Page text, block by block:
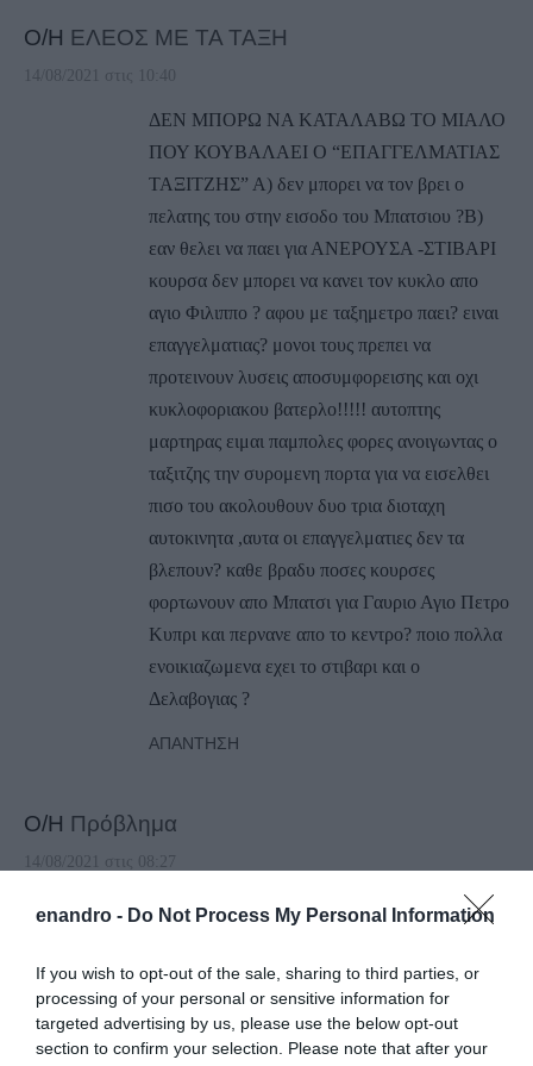
enandro - Do Not Process My Personal Information
If you wish to opt-out of the sale, sharing to third parties, or
processing of your personal or sensitive information for
targeted advertising by us, please use the below opt-out
section to confirm your selection. Please note that after your
Ο/Η ΕΛΕΟΣ ΜΕ ΤΑ ΤΑΞΗ
14/08/2021 στις 10:40
ΔΕΝ ΜΠΟΡΩ ΝΑ ΚΑΤΑΛΑΒΩ ΤΟ ΜΙΑΛΟ
ΠΟΥ ΚΟΥΒΑΛΑΕΙ Ο “ΕΠΑΓΓΕΛΜΑΤΙΑΣ
ΤΑΞΙΤΖΗΣ” Α) δεν μπορει να τον βρει ο
πελατης του στην εισοδο του Μπατσιου ?Β)
εαν θελει να παει για ΑΝΕΡΟΥΣΑ -ΣΤΙΒΑΡΙ
κουρσα δεν μπορει να κανει τον κυκλο απο
αγιο Φιλιππο ? αφου με ταξημετρο παει? ειναι
επαγγελματιας? μονοι τους πρεπει να
προτεινουν λυσεις αποσυμφορεισης και οχι
κυκλοφοριακου βατερλο!!!!! αυτοπτης
μαρτηρας ειμαι παμπολες φορες ανοιγωντας ο
ταξιτζης την συρομενη πορτα για να εισελθει
πισο του ακολουθουν δυο τρια διοταχη
αυτοκινητα ,αυτα οι επαγγελματιες δεν τα
βλεπουν? καθε βραδυ ποσες κουρσες
φορτωνουν απο Μπατσι για Γαυριο Αγιο Πετρο
Κυπρι και περνανε απο το κεντρο? ποιο πολλα
ενοικιαζωμενα εχει το στιβαρι και ο
Δελαβογιας ?
ΑΠΆΝΤΗΣΗ
Ο/Η Πρόβλημα
14/08/2021 στις 08:27
Πρέπει το λιμενικό που εχει καθε βράδυ ατομα
διέλευση των ταξι μεσα απο την πλατεια του
μπατσιου, θα γίνει ατυχημα σίγουρα…δεν
έχουν μονο αρμοδιότητα γραφείου